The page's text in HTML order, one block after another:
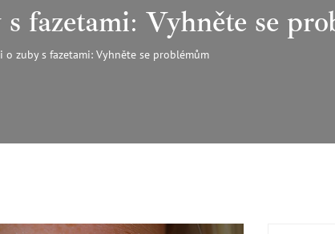
fazetami: Vyhněte se
zuby s fazetami: Vyhněte se problémům